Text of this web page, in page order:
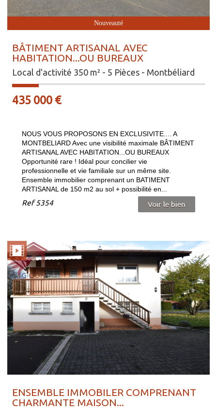
Nouveauté
BÂTIMENT ARTISANAL AVEC
HABITATION...OU BUREAUX
Local d'activité 350 m² - 5 Pièces - Montbéliard
435 000 €
NOUS VOUS PROPOSONS EN EXCLUSIVITE.... A
MONTBELIARD Avec une visibilité maximale BÂTIMENT
ARTISANAL AVEC HABITATION...OU BUREAUX
Opportunité rare ! Idéal pour concilier vie
professionnelle et vie familiale sur un même site.
Ensemble immobilier comprenant un BATIMENT
ARTISANAL de 150 m2 au sol + possibilité en...
Ref5354 Voir le bien
ENSEMBLE IMMOBILER COMPRENANT
CHARMANTE MAISON...